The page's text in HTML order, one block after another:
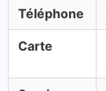
Téléphone
Carte